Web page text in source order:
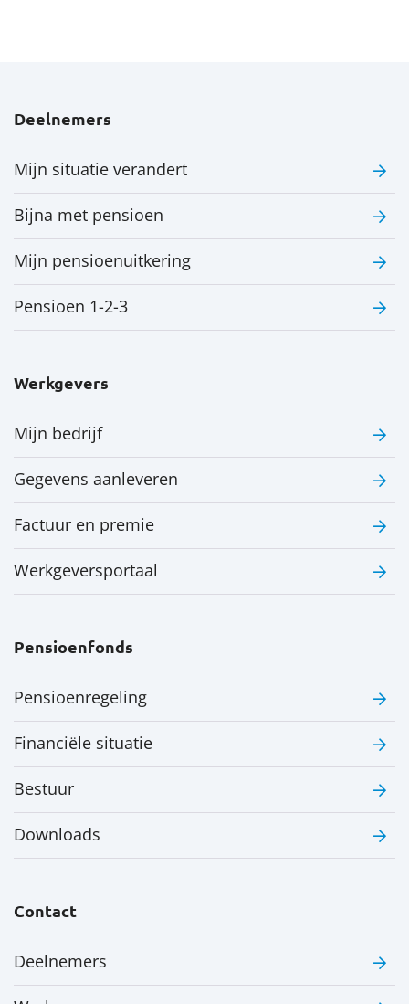
Deelnemers
Mijn situatie verandert
Bijna met pensioen
Mijn pensioenuitkering
Pensioen 1-2-3
Werkgevers
Mijn bedrijf
Gegevens aanleveren
Factuur en premie
Werkgeversportaal
Pensioenfonds
Pensioenregeling
Financiële situatie
Bestuur
Downloads
Contact
Deelnemers